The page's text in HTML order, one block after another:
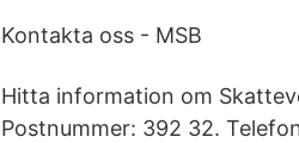
Kontakta oss - MSB
Hitta information om
Postnummer: 392 32.